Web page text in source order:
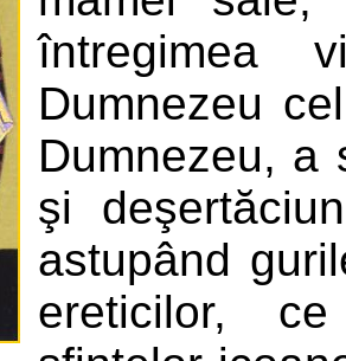
întregimea
Dumnezeu
Dumnezeu, a
şi
astupând
ereticilor,